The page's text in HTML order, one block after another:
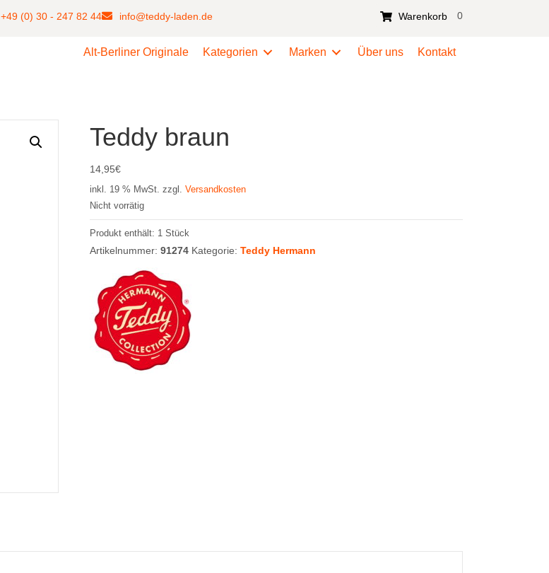
+49 (0) 30 - 247 82 44 info@teddy-laden.de Warenkorb 0
Alt-Berliner Originale Kategorien Marken Über uns Kontakt
Teddy braun
14,95€
inkl. 19 % MwSt. zzgl. Versandkosten
Nicht vorrätig
Produkt enthält: 1 Stück
Artikelnummer: 91274 Kategorie: Teddy Hermann